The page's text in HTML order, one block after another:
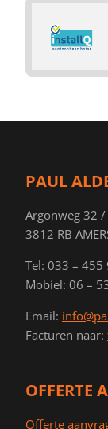
PAUL
Argonweg 32 /
3812 RB
Tel: 033 – 455
Mobiel: 06 –
Email:
Facturen naar:
OFFERTE
Offerte